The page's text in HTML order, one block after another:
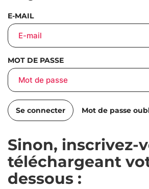
E-MAIL
MOT DE PASSE
Se connecter Mot de passe
Sinon, inscrivez-
téléchargeant
dessous :